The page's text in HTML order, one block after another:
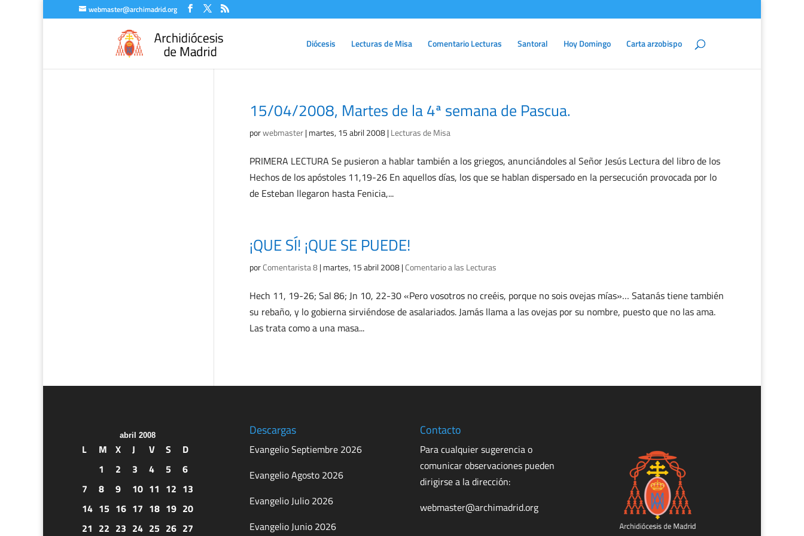
webmaster@archimadrid.org
Diócesis Lecturas de Misa Comentario Lecturas Santoral Hoy Domingo Carta arzobispo
15/04/2008, Martes de la 4ª semana de Pascua.
porwebmaster|martes, 15 abril 2008|Lecturas de Misa
PRIMERA LECTURA Se pusieron a hablar también a los griegos, anunciándoles al Señor Jesús Lectura del libro de los
Hechos de los apóstoles 11,19-26 En aquellos días, los que se hablan dispersado en la persecución provocada por lo
de Esteban llegaron hasta Fenicia,...
¡QUE SÍ! ¡QUE SE PUEDE!
porComentarista 8|martes, 15 abril 2008|Comentario a las Lecturas
Hech 11, 19-26; Sal 86; Jn 10, 22-30 «Pero vosotros no creéis, porque no sois ovejas mías»… Satanás tiene también
su rebaño, y lo gobierna sirviéndose de asalariados. Jamás llama a las ovejas por su nombre, puesto que no las ama.
Las trata como a una masa...
abril 2008
L M X J V S
D
1
2 3 4 5
6
7
8 9 10 11 12 13
14 15 16 17 18 19 20
21 22 23 24 25 26 27
Descargas
Evangelio Septiembre 2026
Evangelio Agosto 2026
Evangelio Julio 2026
Evangelio Junio 2026
Contacto
Para cualquier sugerencia o
comunicar observaciones pueden
dirigirse a la dirección:
webmaster@archimadrid.org